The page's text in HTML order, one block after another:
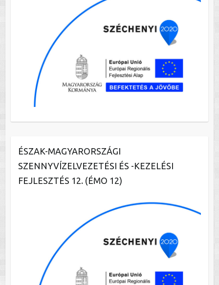
ÉSZAK-MAGYARORSZÁGI
SZENNYVÍZELVEZETÉSI ÉS -KEZELÉSI
FEJLESZTÉS 12. (ÉMO 12)